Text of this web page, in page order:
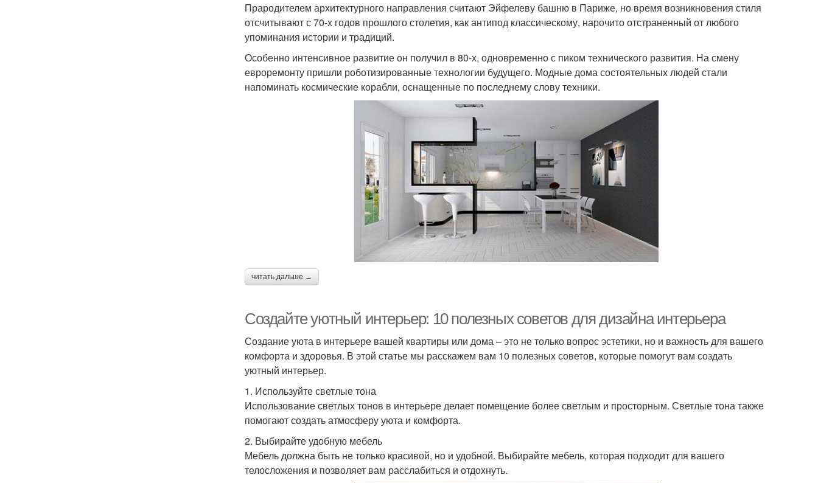
Прародителем архитектурного направления считают Эйфелеву башню в Париже, но время возникновения стиля
отсчитывают с 70-х годов прошлого столетия, как антипод классическому, нарочито отстраненный от любого
упоминания истории и традиций.
Особенно интенсивное развитие он получил в 80-х, одновременно с пиком технического развития. На смену
евроремонту пришли роботизированные технологии будущего. Модные дома состоятельных людей стали
напоминать космические корабли, оснащенные по последнему слову техники.
читать дальше →
Создайте уютный интерьер: 10 полезных советов для дизайна интерьера
Создание уюта в интерьере вашей квартиры или дома – это не только вопрос эстетики, но и важность для вашего
комфорта и здоровья. В этой статье мы расскажем вам 10 полезных советов, которые помогут вам создать
уютный интерьер.
1. Используйте светлые тона
Использование светлых тонов в интерьере делает помещение более светлым и просторным. Светлые тона также
помогают создать атмосферу уюта и комфорта.
2. Выбирайте удобную мебель
Мебель должна быть не только красивой, но и удобной. Выбирайте мебель, которая подходит для вашего
телосложения и позволяет вам расслабиться и отдохнуть.